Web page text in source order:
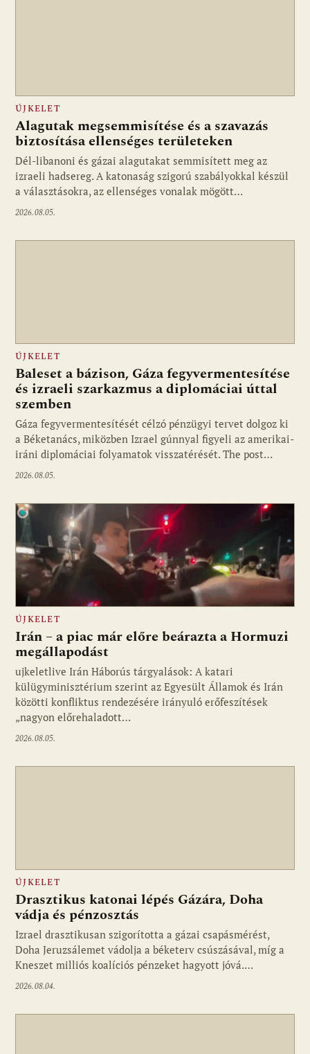
ÚJKELET
Alagutak megsemmisítése és a szavazás
biztosítása ellenséges területeken
Dél-libanoni és gázai alagutakat semmisített meg az
izraeli hadsereg. A katonaság szigorú szabályokkal készül
a választásokra, az ellenséges vonalak mögött…
2026.08.05.
ÚJKELET
Baleset a bázison, Gáza fegyvermentesítése
és izraeli szarkazmus a diplomáciai úttal
szemben
Gáza fegyvermentesítését célzó pénzügyi tervet dolgoz ki
a Béketanács, miközben Izrael gúnnyal figyeli az amerikai-
iráni diplomáciai folyamatok visszatérését. The post…
2026.08.05.
Fotó: ujkelet.live
ÚJKELET
Irán – a piac már előre beárazta a Hormuzi
megállapodást
ujkeletlive Irán Háborús tárgyalások: A katari
külügyminisztérium szerint az Egyesült Államok és Irán
közötti konfliktus rendezésére irányuló erőfeszítések
„nagyon előrehaladott…
2026.08.05.
ÚJKELET
Drasztikus katonai lépés Gázára, Doha
vádja és pénzosztás
Izrael drasztikusan szigorította a gázai csapásmérést,
Doha Jeruzsálemet vádolja a béketerv csúszásával, míg a
Kneszet milliós koalíciós pénzeket hagyott jóvá.…
2026.08.04.